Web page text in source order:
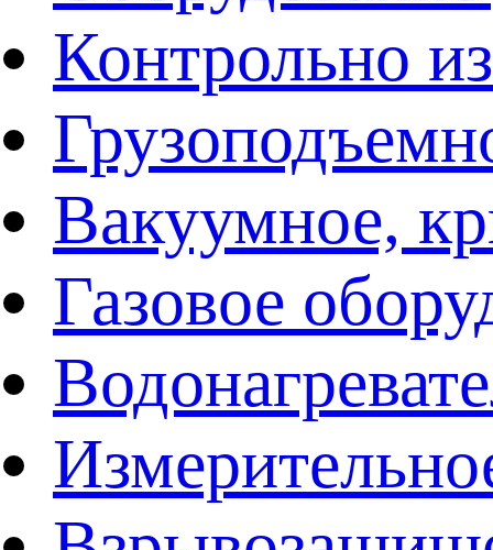
Контрольно
Вакуумное,
Газовое